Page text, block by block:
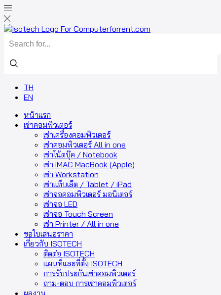
TH
EN
หน้าแรก
เช่าคอมพิวเตอร์
เช่าเครื่องคอมพิวเตอร์
เช่าคอมพิวเตอร์ All in one
เช่าโน้ตบุ๊ค / Notebook
เช่า iMAC MacBook (Apple)
เช่า Workstation
เช่าแท็บเล็ต / Tablet / iPad
เช่าจอคอมพิวเตอร์ มอนิเตอร์
เช่าจอ LED
เช่าจอ Touch Screen
เช่า Printer / All in one
ขอใบเสนอราคา
เกี่ยวกับ ISOTECH
ติดต่อ ISOTECH
แผนที่และที่ตั้ง ISOTECH
การรับประกันเช่าคอมพิวเตอร์
ถาม-ตอบ การเช่าคอมพิวเตอร์
ผลงาน